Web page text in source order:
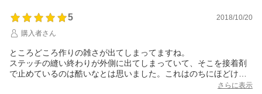
もしもお気になられます場合は、お申し出により接着可能です。
着払いにてご返品下さいませ。(その旨ご返信お願い致します)接着
にてご対応させていただきます。
しかしながら、その場合はアフターの装着ケース交換が不可とな
ってしまいますので
ご検討頂きましてご判断のほどよろしくお願いいたします。』
とのこと。【ご購入の前に】のページを見てみると確かに返信メ
5
2018/10/20
購入者さん
ところどころ作りの雑さが出てしまってますね。
ステッチの縫い終わりが外側に出てしまっていて、そこを接着剤
で止めているのは酷いなとは思いました。これはのちにほどけて
修理に出しても、たぶん接着剤で雑に止めて終わりかと予想され
さらに表示